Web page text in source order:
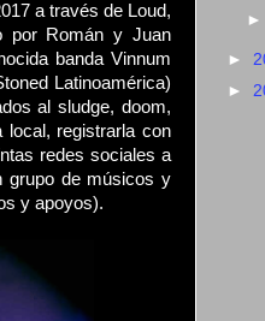
a través de Loud,
por Román y Juan
banda Vinnum
Latinoamérica)
al sludge, doom,
local, registrarla con
redes sociales a
grupo de músicos y
y apoyos).
►
►